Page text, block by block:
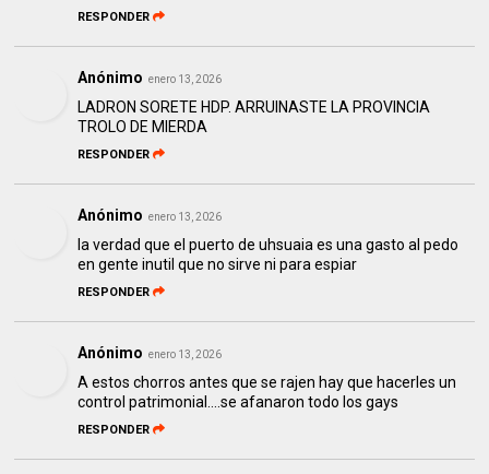
RESPONDER
Anónimo enero 13, 2026
LADRON SORETE HDP. ARRUINASTE LA PROVINCIA
TROLO DE MIERDA
RESPONDER
Anónimo enero 13, 2026
la verdad que el puerto de uhsuaia es una gasto al pedo
en gente inutil que no sirve ni para espiar
RESPONDER
Anónimo enero 13, 2026
A estos chorros antes que se rajen hay que hacerles un
control patrimonial….se afanaron todo los gays
RESPONDER